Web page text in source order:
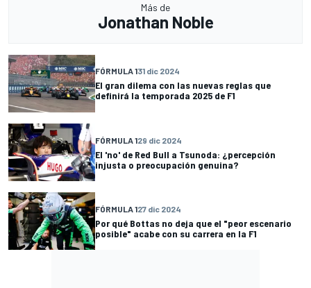
Más de
Jonathan Noble
FÓRMULA 131 dic 2024
El gran dilema con las nuevas reglas que
definirá la temporada 2025 de F1
FÓRMULA 129 dic 2024
El 'no' de Red Bull a Tsunoda: ¿percepción
injusta o preocupación genuina?
FÓRMULA 127 dic 2024
Por qué Bottas no deja que el "peor escenario
posible" acabe con su carrera en la F1